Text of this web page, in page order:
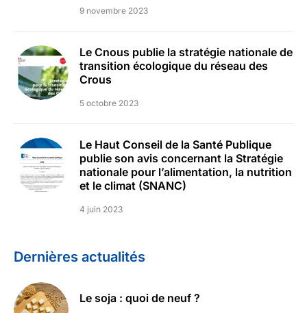
9 novembre 2023
Le Cnous publie la stratégie nationale de
transition écologique du réseau des
Crous
5 octobre 2023
Le Haut Conseil de la Santé Publique
publie son avis concernant la Stratégie
nationale pour l’alimentation, la nutrition
et le climat (SNANC)
4 juin 2023
Dernières actualités
Le soja : quoi de neuf ?